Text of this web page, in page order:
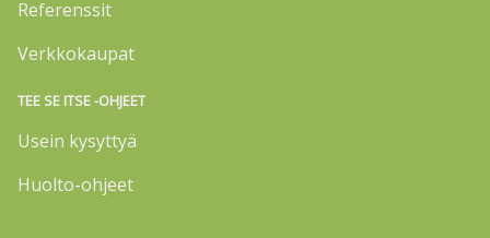
Referenssit
Verkkokaupat
TEE SE ITSE -OHJEET
Usein kysyttyä
Huolto-ohjeet